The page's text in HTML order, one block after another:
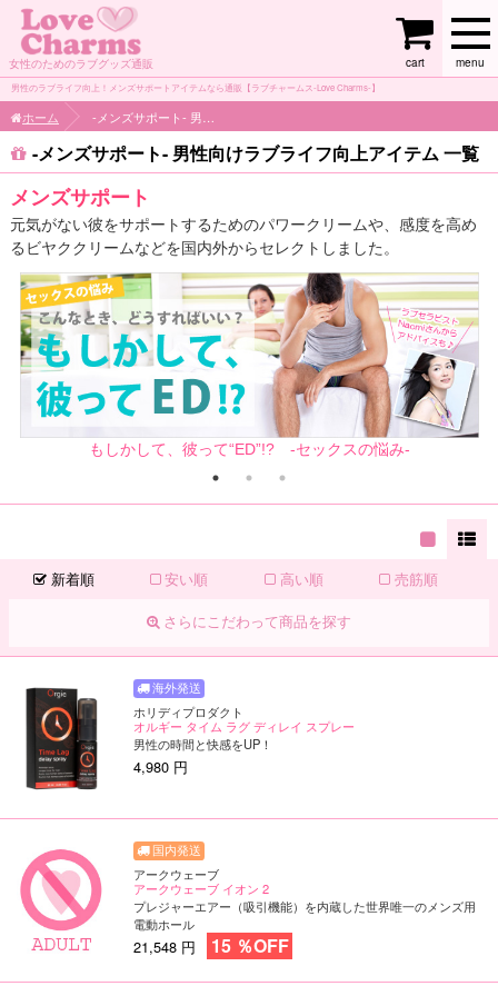
女性のためのラブグッズ通販 menu
cart
男性のラブライフ向上！メンズサポートアイテムなら通販【ラブチャームス-Love Charms-】
ホーム
-メンズサポート- 男性向けラブライフ向上アイテム 一覧
メンズサポート
元気がない彼をサポートするためのパワークリームや、感度を高め
るビヤククリームなどを国内外からセレクトしました。
もしかして、彼って“ED”!? -セックスの悩み-
新着順 安い順 高い順 売筋順
さらにこだわって商品を探す
ホリディプロダクト
オルギー タイム ラグ ディレイ スプレー
男性の時間と快感をUP！
4,980 円
アークウェーブ
アークウェーブ イオン 2
プレジャーエアー（吸引機能）を内蔵した世界唯一のメンズ用
電動ホール
21,548 円 15 ％OFF